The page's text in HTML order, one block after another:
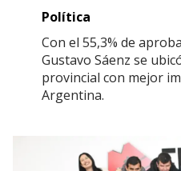
Política
Con el 55,3% de
Gustavo Sáenz se
provincial con mejor
Argentina.